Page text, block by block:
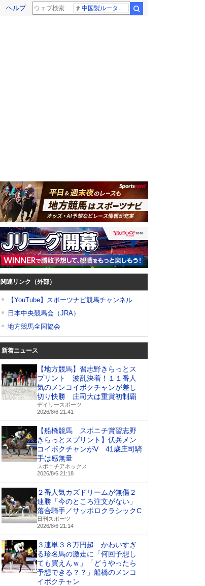
ヘルプ
関連リンク（外部）
【YouTube】スポーツナビ競馬チャンネル
日本中央競馬会（JRA）
地方競馬全国協会
新着ニュース
【地方競馬】習志野きらっとス
プリント 波乱決着！１１番人
気のメンコイボクチャンが差し
切り快勝 庄司大は重賞初制覇
デイリースポーツ
2026/8/6 21:41
【船橋競馬 スポニチ賞習志野
きらっとスプリント】伏兵メン
コイボクチャンがV 41歳庄司騎
手は感無量
スポニチアネックス
2026/8/6 21:18
２番人気カズドリームが無傷２
連勝「今のところ注文がない」
落合騎手／サッポロクラシックC
日刊スポーツ
2026/8/6 21:14
３連単３８万円超 かわいすぎ
る珍名馬の激走に「何回予想し
ても買えんｗ」「どうやったら
予想できる？？」船橋のメンコ
イボクチャン